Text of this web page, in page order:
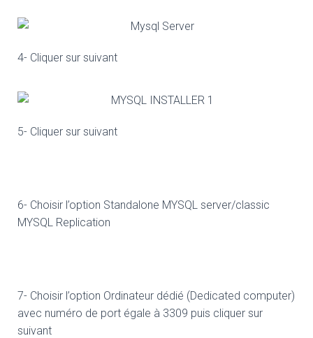
4- Cliquer sur suivant
5- Cliquer sur suivant
6- Choisir l’option Standalone MYSQL server/classic
MYSQL Replication
7- Choisir l’option Ordinateur dédié (Dedicated computer)
avec numéro de port égale à 3309 puis cliquer sur
suivant